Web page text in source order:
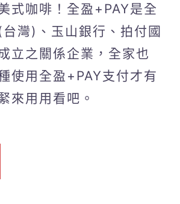
式咖啡！全盈+PAY是全
灣)、玉山銀行、拍付國
立之關係企業，全家也
使用全盈+PAY支付才有
來用用看吧。